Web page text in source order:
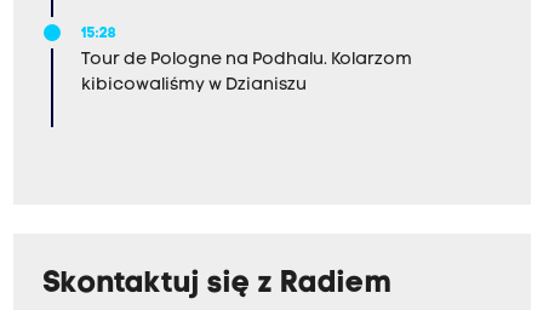
15:28
Tour de Pologne na Podhalu. Kolarzom
kibicowaliśmy w Dzianiszu
Skontaktuj się z Radiem